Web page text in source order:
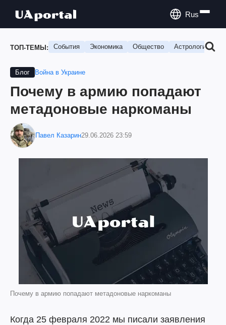
Rus
ТОП-ТЕМЫ: События Экономика Общество Астрология
Блог Война в Украине
Почему в армию попадают
метадоновые наркоманы
Павел Казарин29.06.2026 23:59
Почему в армию попадают метадоновые наркоманы
Когда 25 февраля 2022 мы писали заявления